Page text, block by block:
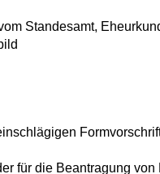
Standesamt,
für die Beantragung